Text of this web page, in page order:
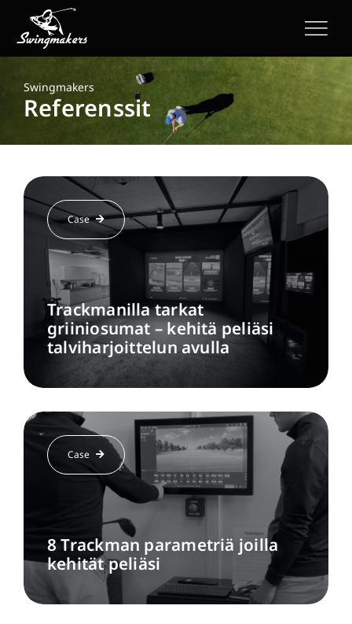
content
Swingmakers
Referenssit
Case
Trackmanilla tarkat
griiniosumat – kehitä peliäsi
talviharjoittelun avulla
Case
8 Trackman parametriä joilla
kehität peliäsi